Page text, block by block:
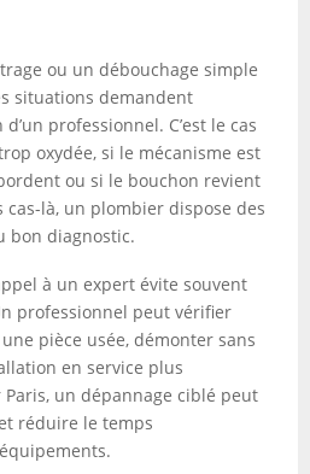
ou un débouchage simple
situations demandent
professionnel. C’est le cas
oxydée, si le mécanisme est
ou si le bouchon revient
cas-là, un plombier dispose des
bon diagnostic.
à un expert évite souvent
professionnel peut vérifier
pièce usée, démonter sans
en service plus
un dépannage ciblé peut
réduire le temps